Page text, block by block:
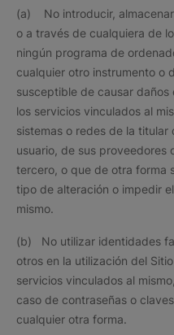
(a) No introducir,
o a través de cualquiera de
ningún programa de
cualquier otro instrumento o
susceptible de causar daños
los servicios vinculados al
sistemas o redes de la titular
usuario, de sus proveedores
tercero, o que de otra forma
tipo de alteración o impedir
mismo.
(b) No utilizar identidades
otros en la utilización del
servicios vinculados al
caso de contraseñas o
cualquier otra forma.